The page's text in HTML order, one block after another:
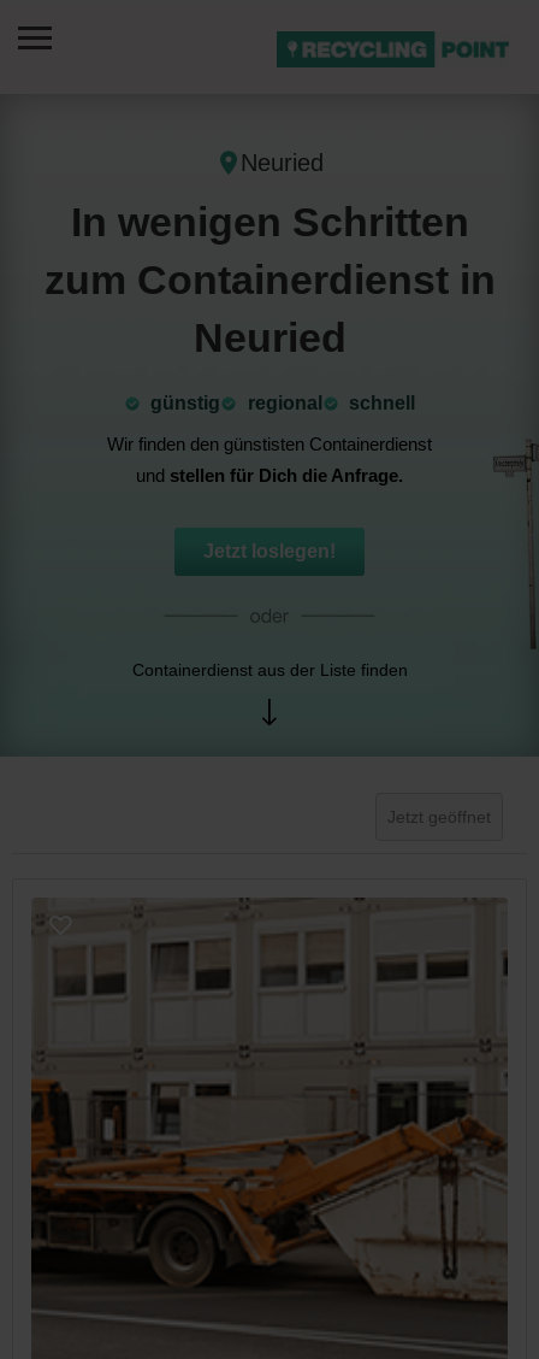
Neuried
In wenigen Schritten
zum Containerdienst in
Neuried
günstig ⁠regional
schnell
Wir finden den günstisten Containerdienst
und stellen für Dich die Anfrage.
Jetzt loslegen!
Containerdienst aus der Liste finden
Jetzt geöffnet